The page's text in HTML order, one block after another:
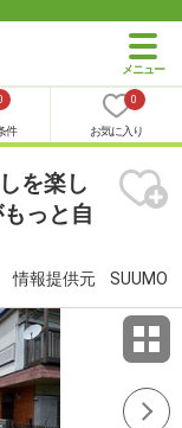
件
0
お気に入り
を楽し
っと自
情報提供元 SUUMO